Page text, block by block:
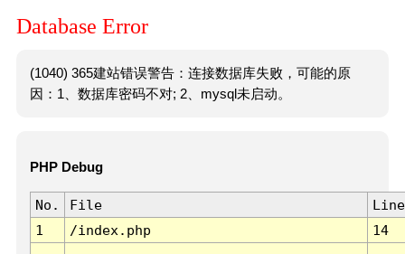
Database Error
(1040) 365建站错误警告：连接数据库失败，可能的原
因：1、数据库密码不对; 2、mysql未启动。
PHP Debug
No. File
Line
1
/index.php 14